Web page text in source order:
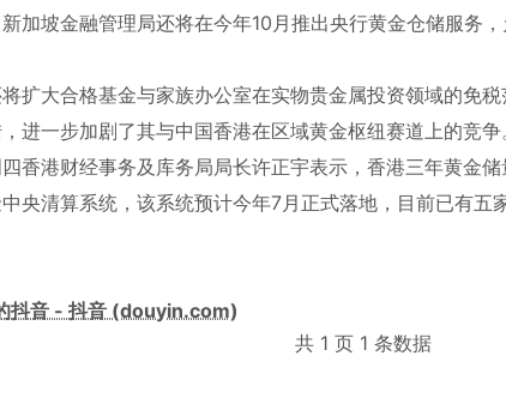
加坡金融管理局还将在今年10月推出央行黄金仓储服务
扩大合格基金与家族办公室在实物贵金属投资领域的免税
进一步加剧了其与中国香港在区域黄金枢纽赛道上的竞
香港财经事务及库务局局长许正宇表示，香港三年黄金
央清算系统，该系统预计今年7月正式落地，目前已有五
抖音 - 抖音 (douyin.com)
共 1 页 1 条数据